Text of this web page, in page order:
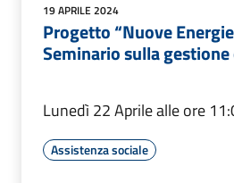
19 APRILE 2024
Progetto “Nuove
Seminario sulla gestione
Lunedì 22 Aprile alle ore
Assistenza sociale